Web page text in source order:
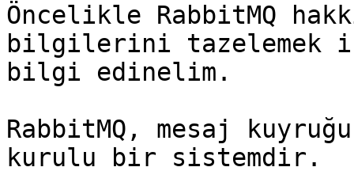
Öncelikle RabbitMQ
bilgilerini tazelemek
bilgi edinelim.
RabbitMQ, mesaj
kurulu bir sistemdir.